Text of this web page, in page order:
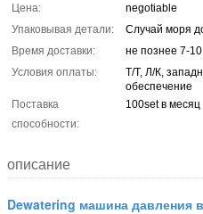
Цена:
negotiable
Упаковывая детали:
Случай моря
Время доставки:
не познее 7-
Условия оплаты:
Т/Т, Л/К,
обеспечение
Поставка
способности:
100set в месяц
описание
Dewatering машина давления